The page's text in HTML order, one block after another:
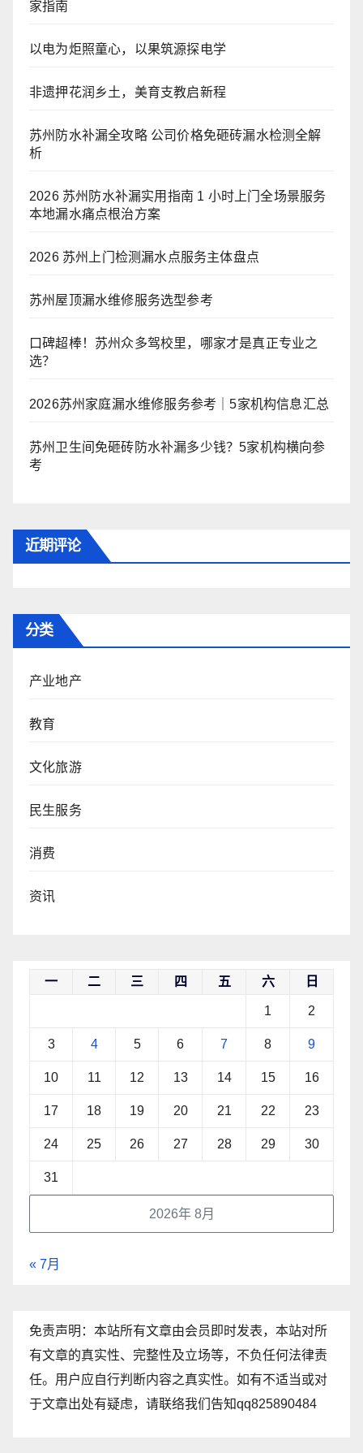
家指南
以电为炬照童心，以果筑源探电学
非遗押花润乡土，美育支教启新程
苏州防水补漏全攻略 公司价格免砸砖漏水检测全解
析
2026 苏州防水补漏实用指南 1 小时上门全场景服务
本地漏水痛点根治方案
2026 苏州上门检测漏水点服务主体盘点
苏州屋顶漏水维修服务选型参考
口碑超棒！苏州众多驾校里，哪家才是真正专业之
选？
2026苏州家庭漏水维修服务参考｜5家机构信息汇总
苏州卫生间免砸砖防水补漏多少钱？5家机构横向参
考
近期评论
分类
产业地产
教育
文化旅游
民生服务
消费
资讯
2026年 8月
一 二 三 四 五 六 日
1 2
3 4 5 6 7 8 9
10 11 12 13 14 15 16
17 18 19 20 21 22 23
24 25 26 27 28 29 30
31
« 7月
免责声明：本站所有文章由会员即时发表，本站对所
有文章的真实性、完整性及立场等，不负任何法律责
任。用户应自行判断内容之真实性。如有不适当或对
于文章出处有疑虑，请联络我们告知qq825890484